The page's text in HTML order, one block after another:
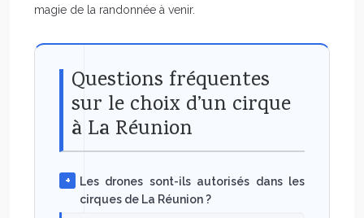
magie de la randonnée à venir.
Questions fréquentes
sur le choix d’un cirque
à La Réunion
Les drones sont-ils autorisés dans les
cirques de La Réunion ?